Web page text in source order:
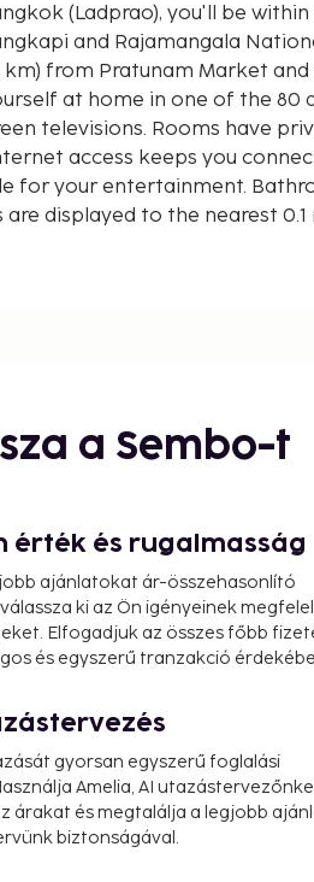
(Ladprao), you'll be within
and Rajamangala
at home in one of the 80
televisions. Rooms have
access keeps you
for your entertainment.
displayed to the nearest 0.1
mi
mi
/ 13.1 mi
km / 20.3 mi
and a vending machine.
amenities such as a
a Sembo-t
érték és rugalmasság
ajánlatokat ár-összehasonlító
ki az Ön igényeinek
Elfogadjuk az összes főbb
és egyszerű tranzakció
gyorsan egyszerű foglalási
Amelia, AI
árakat és megtalálja a legjobb
biztonságával.